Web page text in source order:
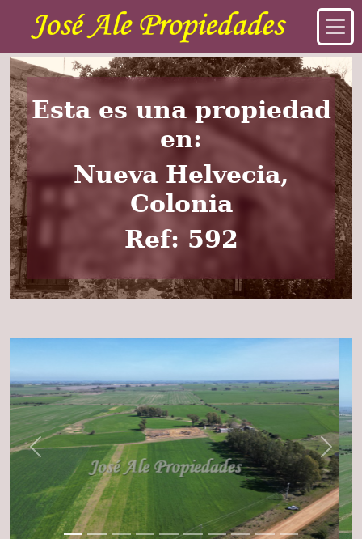
Esta es una propiedad
en:
Nueva Helvecia,
Colonia
Ref: 592
Previous Next